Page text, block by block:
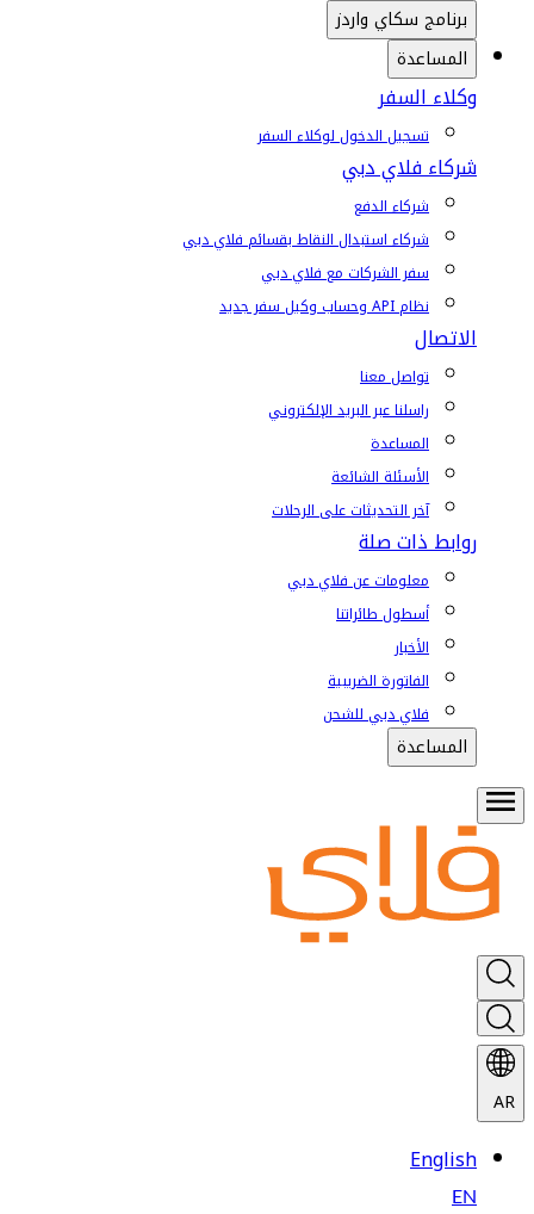
برنامج سكاي واردز
المساعدة
وكلاء السفر
تسجيل الدخول لوكلاء السفر
شركاء فلاي دبي
شركاء الدفع
شركاء استبدال النقاط بقسائم فلاي دبي
سفر الشركات مع فلاي دبي
نظام API وحساب وكيل سفر جديد
الاتصال
تواصل معنا
راسلنا عبر البريد الإلكتروني
المساعدة
الأسئلة الشائعة
آخر التحديثات على الرحلات
روابط ذات صلة
معلومات عن فلاي دبي
أسطول طائراتنا
الأخبار
الفاتورة الضريبية
فلاي دبي للشحن
المساعدة
AR
English
EN